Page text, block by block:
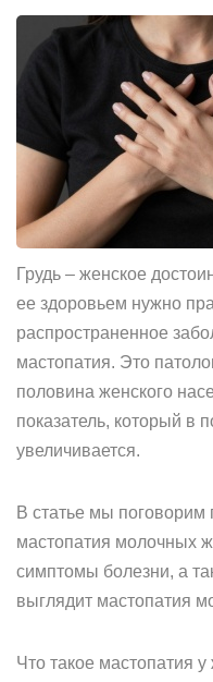
Грудь – женское
ее здоровьем нужно
распространенное
мастопатия. Это
половина женского
показатель, который в
увеличивается.
В статье мы поговорим
мастопатия молочных
симптомы болезни, а
выглядит мастопатия
Что такое мастопатия